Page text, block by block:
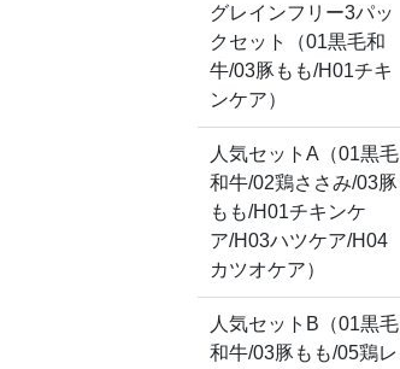
グレインフリー3パッ
クセット（01黒毛和
牛/03豚もも/H01チキ
ンケア）
人気セットA（01黒毛
和牛/02鶏ささみ/03豚
もも/H01チキンケ
ア/H03ハツケア/H04
カツオケア）
人気セットB（01黒毛
和牛/03豚もも/05鶏レ